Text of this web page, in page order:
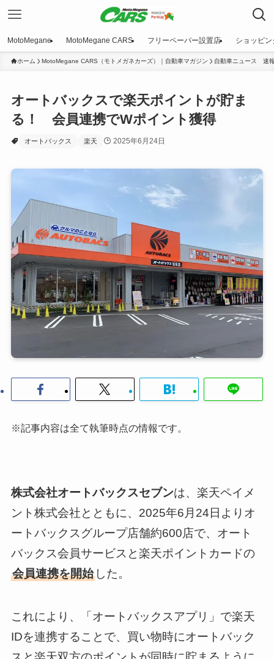
MotoMegane MotoMegane CARS フリーペーパー設置店 ショッピン
ホーム MotoMegane CARS（モトメガネカーズ）｜自動車マガジン 自動車ニュース 速
オートバックスで楽天ポイントが貯ま
る！ 会員連携でWポイント獲得
オートバックス 楽天 2025年6月24日
※記事内容は全て執筆時点の情報です。
株式会社オートバックスセブンは、楽天ペイメ
ント株式会社とともに、2025年6月24日よりオ
ートバックスグループ店舗約600店で、オート
バックス会員サービスと楽天ポイントカードの
会員連携を開始した。
これにより、「オートバックスアプリ」で楽天
IDを連携することで、買い物時にオートバック